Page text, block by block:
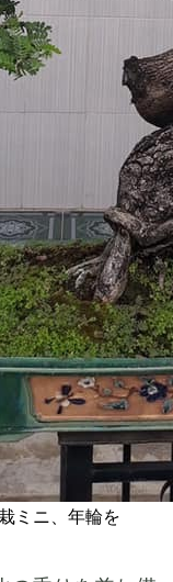
ミニ、年輪を